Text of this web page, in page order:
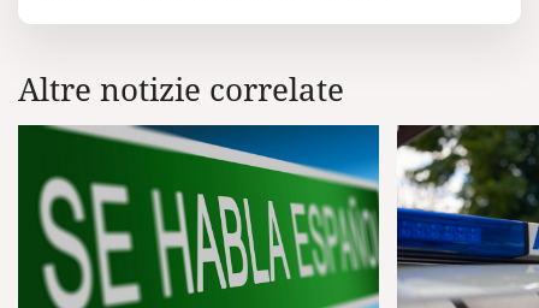
Altre notizie correlate